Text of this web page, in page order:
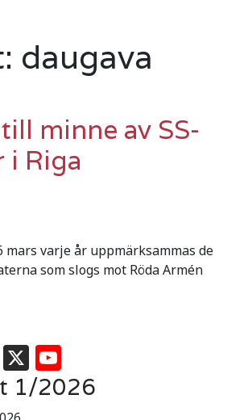
daugava
minne av SS-
i Riga
mars varje år uppmärksammas de
som slogs mot Röda Armén
TikTok
X
1/2026